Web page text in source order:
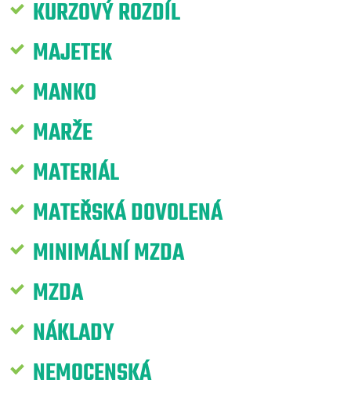
KURZOVÝ ROZDÍL
MAJETEK
MANKO
MARŽE
MATERIÁL
MATEŘSKÁ DOVOLENÁ
MINIMÁLNÍ MZDA
MZDA
NÁKLADY
NEMOCENSKÁ